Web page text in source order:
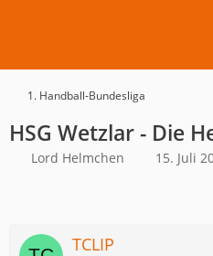
1. Handball-Bundesliga
HSG Wetzlar - Die
Lord Helmchen 15. Juli
TCLIP